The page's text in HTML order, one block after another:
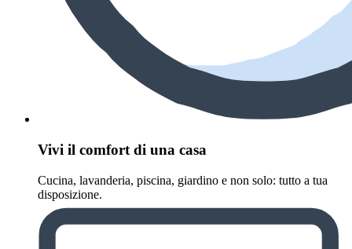
Vivi il comfort di una casa
Cucina, lavanderia, piscina, giardino e non solo: tutto a tua
disposizione.